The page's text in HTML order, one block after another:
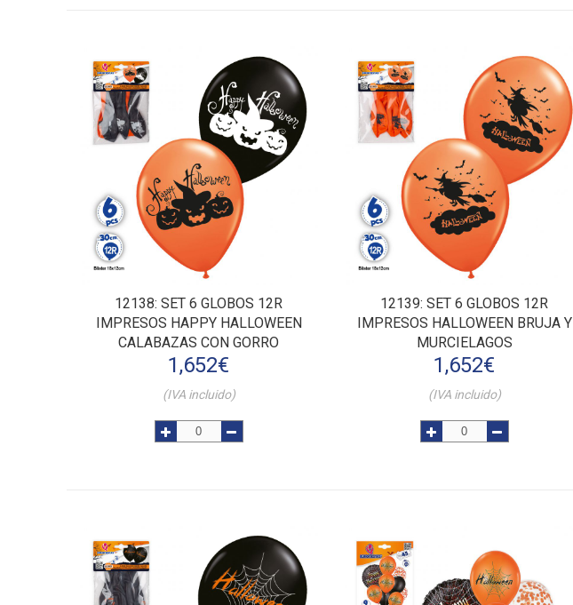
12138: SET 6 GLOBOS 12R
IMPRESOS HAPPY HALLOWEEN
CALABAZAS CON GORRO
1,652€
(IVA incluido)
12139: SET 6 GLOBOS 12R
IMPRESOS HALLOWEEN BRUJA Y
MURCIELAGOS
1,652€
(IVA incluido)